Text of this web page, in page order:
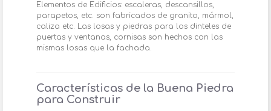
Elementos de Edificios: escaleras, descansillos,
parapetos, etc. son fabricados de granito, mármol,
caliza etc. Las losas y piedras para los dinteles de
puertas y ventanas, cornisas son hechos con las
mismas losas que la fachada.
Características de la Buena Piedra
para Construir